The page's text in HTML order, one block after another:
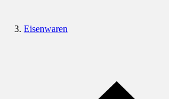
Eisenwaren